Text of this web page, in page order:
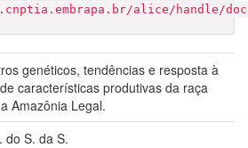
alice/handle/
genéticos, tendências e resposta à
características produtivas da raça
Amazônia Legal.
do S. da S.